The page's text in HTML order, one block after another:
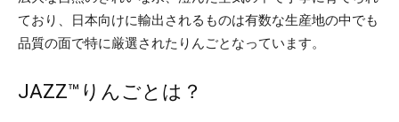
ており、日本向けに輸出されるものは有数な生産地の中でも
品質の面で特に厳選されたりんごとなっています。
JAZZ™りんごとは？